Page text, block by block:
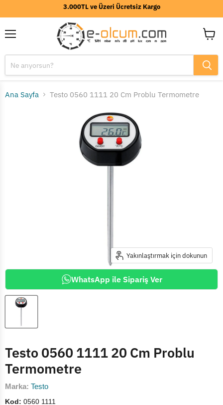
3.000TL ve Üzeri Ücretsiz Kargo
Ana Sayfa Testo 0560 1111 20 Cm Problu Termometre
Yakınlaştırmak için dokunun
WhatsApp ile Sipariş Ver
Testo 0560 1111 20 Cm Problu
Termometre
Marka: Testo
Kod: 0560 1111